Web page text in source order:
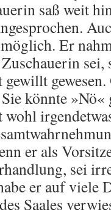
saß weit
Er
sei,
gewesen.
könnte »Nö«
er als
sei
er auf viele
Saales